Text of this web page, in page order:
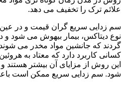
علائم ترک را تخفیف می دهد.
سم زدایی سریع گران قیمت و در
نوع دیتاکس، بیمار بیهوش می شود و
گردند که جانشین مواد مخدر می
کسانی کاربرد دارد که معتاد به
این روش از مزایای آن بیشتر هستند
شود. سم زدایی سریع ممکن است